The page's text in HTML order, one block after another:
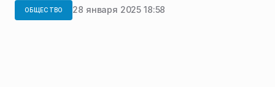
ОБЩЕСТВО 28 января 2025 18:58